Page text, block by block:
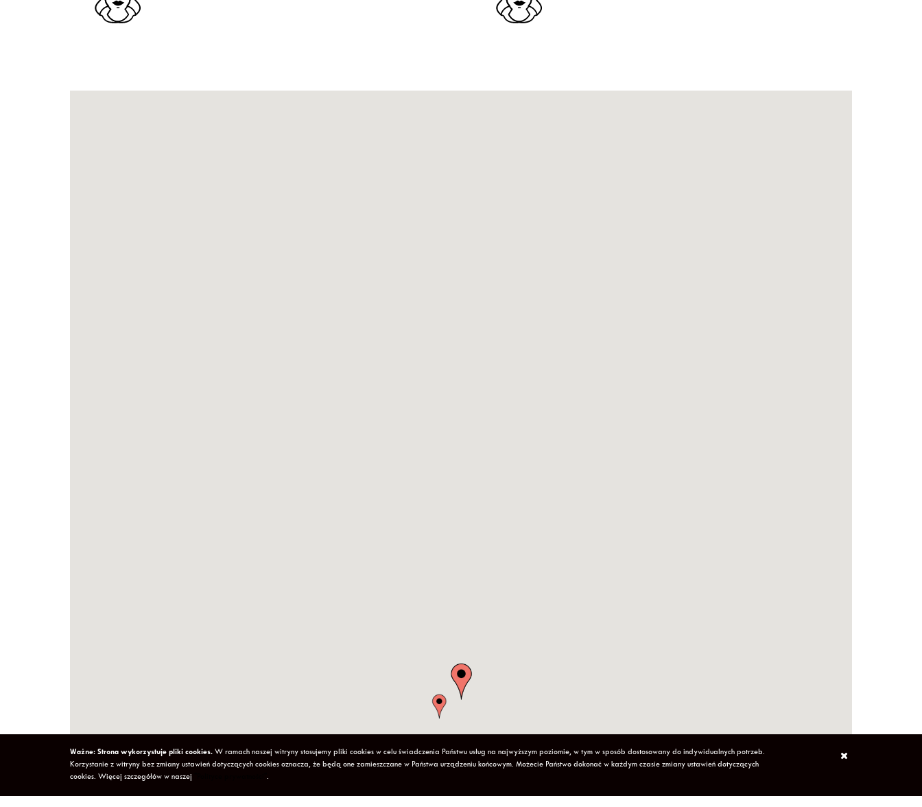
Ważne: Strona wykorzystuje pliki cookies. W ramach naszej witryny stosujemy pliki cookies w celu świadczenia Państwu usług na najwyższym poziomie, w tym w sposób dostosowany do indywidualnych potrzeb.
Korzystanie z witryny bez zmiany ustawień dotyczących cookies oznacza, że będą one zamieszczane w Państwa urządzeniu końcowym. Możecie Państwo dokonać w każdym czasie zmiany ustawień dotyczących
cookies. Więcej szczegółów w naszej
.